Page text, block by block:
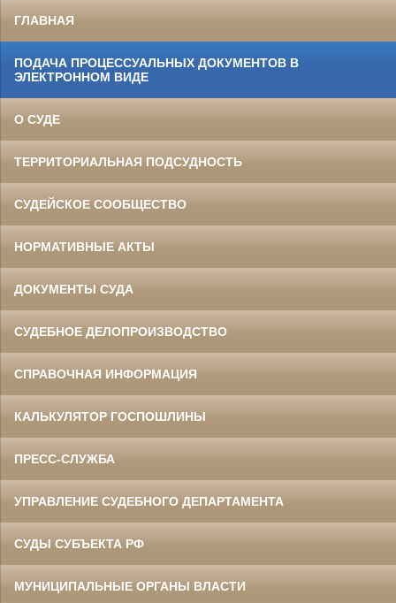
ГЛАВНАЯ
ПОДАЧА ПРОЦЕССУАЛЬНЫХ ДОКУМЕНТОВ В
ЭЛЕКТРОННОМ ВИДЕ
О СУДЕ
ТЕРРИТОРИАЛЬНАЯ ПОДСУДНОСТЬ
СУДЕЙСКОЕ СООБЩЕСТВО
НОРМАТИВНЫЕ АКТЫ
ДОКУМЕНТЫ СУДА
СУДЕБНОЕ ДЕЛОПРОИЗВОДСТВО
СПРАВОЧНАЯ ИНФОРМАЦИЯ
КАЛЬКУЛЯТОР ГОСПОШЛИНЫ
ПРЕСС-СЛУЖБА
УПРАВЛЕНИЕ СУДЕБНОГО ДЕПАРТАМЕНТА
СУДЫ СУБЪЕКТА РФ
МУНИЦИПАЛЬНЫЕ ОРГАНЫ ВЛАСТИ